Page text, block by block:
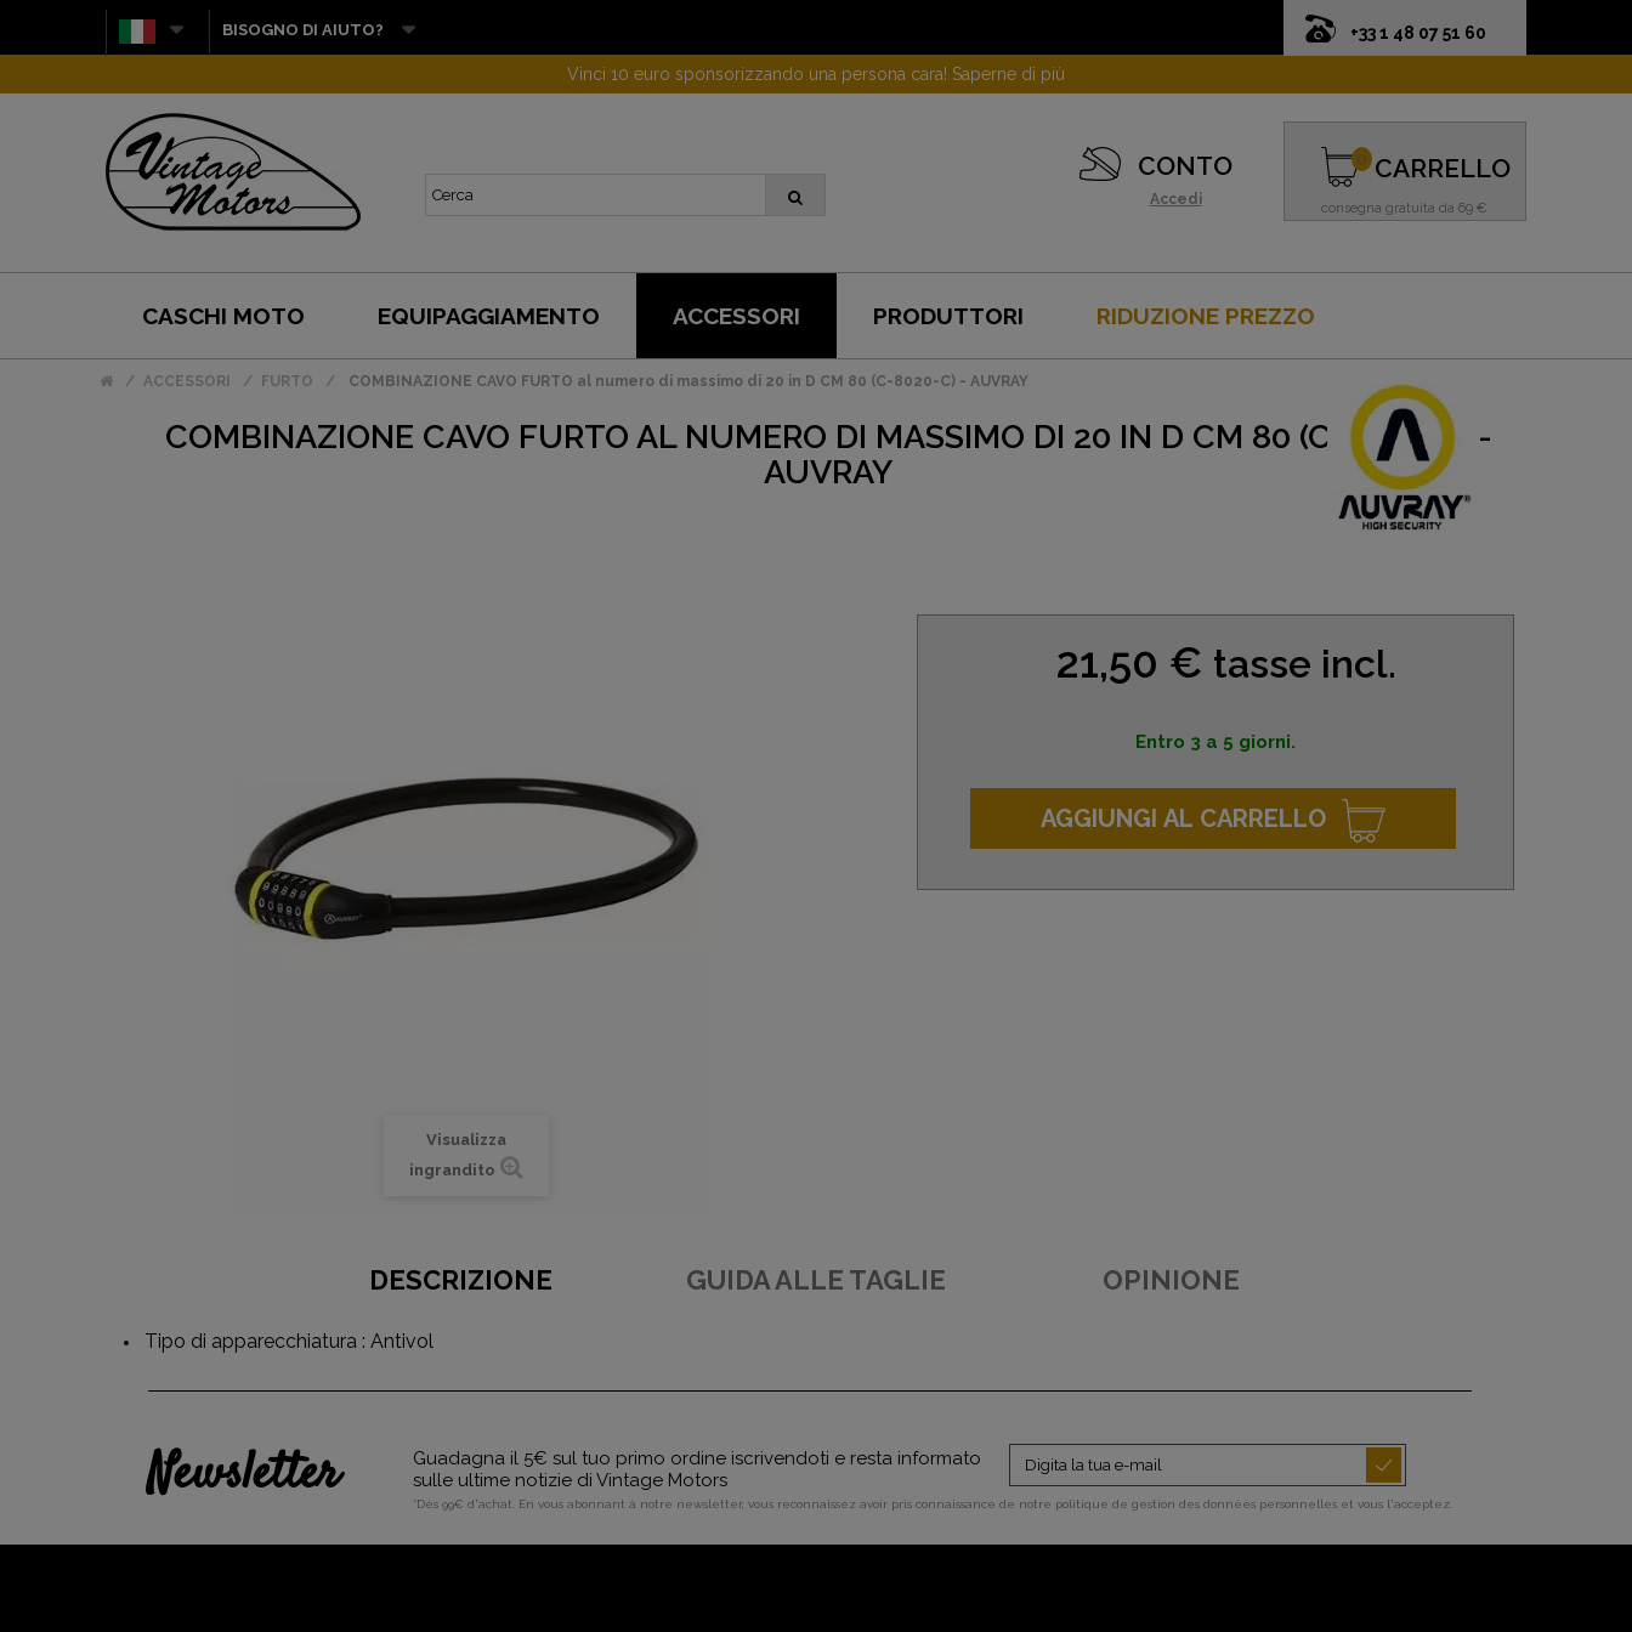
+33 1 48 07 51 60
BISOGNO DI AIUTO?
Vinci 10 euro sponsorizzando una persona cara! Saperne di più
CONTO
Accedi
CARRELLO
consegna gratuita da 69 €
0
CASCHI MOTO EQUIPAGGIAMENTO ACCESSORI PRODUTTORI RIDUZIONE PREZZO
ACCESSORI FURTO COMBINAZIONE CAVO FURTO al numero di massimo di 20 in D CM 80 (C-8020-C) - AUVRAY
COMBINAZIONE CAVO FURTO AL NUMERO DI MASSIMO DI 20 IN D CM 80 (C-8020-C) -
AUVRAY
Visualizza
ingrandito
21,50 € tasse incl.
Entro 3 a 5 giorni.
AGGIUNGI AL CARRELLO
DESCRIZIONE GUIDA ALLE TAGLIE OPINIONE
Tipo di apparecchiatura : Antivol
Newsletter
Guadagna il 5€ sul tuo primo ordine iscrivendoti e resta informato
sulle ultime notizie di Vintage Motors
*Dès 99€ d'achat. En vous abonnant à notre newsletter, vous reconnaissez avoir pris connaissance de notre politique de gestion des données personnelles et vous l'acceptez.